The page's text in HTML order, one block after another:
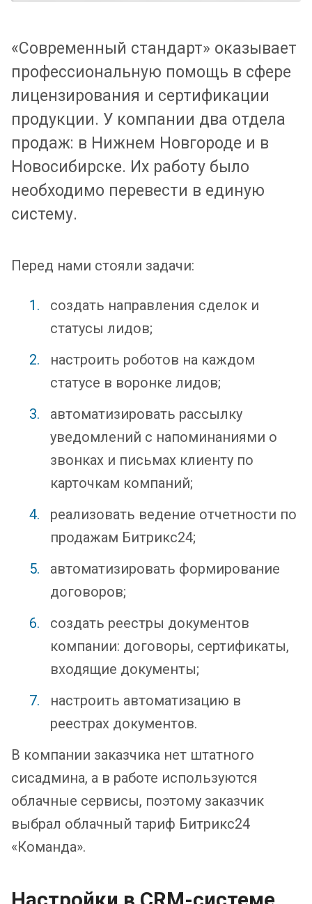
«Современный стандарт» оказывает
профессиональную помощь в сфере
лицензирования и сертификации
продукции. У компании два отдела
продаж: в Нижнем Новгороде и в
Новосибирске. Их работу было
необходимо перевести в единую
систему.
Перед нами стояли задачи:
создать направления сделок и
статусы лидов;
настроить роботов на каждом
статусе в воронке лидов;
автоматизировать рассылку
уведомлений с напоминаниями о
звонках и письмах клиенту по
карточкам компаний;
реализовать ведение отчетности по
продажам Битрикс24;
автоматизировать формирование
договоров;
создать реестры документов
компании: договоры, сертификаты,
входящие документы;
настроить автоматизацию в
реестрах документов.
В компании заказчика нет штатного
сисадмина, а в работе используются
облачные сервисы, поэтому заказчик
выбрал облачный тариф Битрикс24
«Команда».